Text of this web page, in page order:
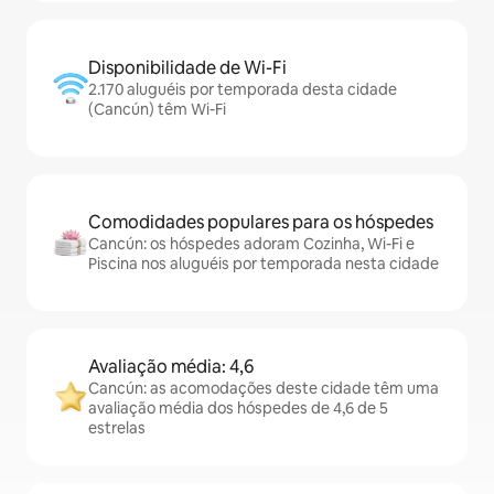
Disponibilidade de Wi-Fi
2.170 aluguéis por temporada desta cidade
(Cancún) têm Wi-Fi
Comodidades populares para os hóspedes
Cancún: os hóspedes adoram Cozinha, Wi-Fi e
Piscina nos aluguéis por temporada nesta cidade
Avaliação média: 4,6
Cancún: as acomodações deste cidade têm uma
avaliação média dos hóspedes de 4,6 de 5
estrelas